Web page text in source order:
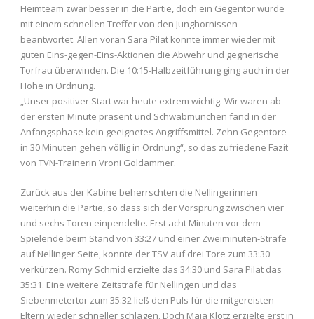
Heimteam zwar besser in die Partie, doch ein Gegentor wurde
mit einem schnellen Treffer von den Junghornissen
beantwortet. Allen voran Sara Pilat konnte immer wieder mit
guten Eins-gegen-Eins-Aktionen die Abwehr und gegnerische
Torfrau überwinden. Die 10:15-Halbzeitführung ging auch in der
Höhe in Ordnung.
„Unser positiver Start war heute extrem wichtig. Wir waren ab
der ersten Minute präsent und Schwabmünchen fand in der
Anfangsphase kein geeignetes Angriffsmittel. Zehn Gegentore
in 30 Minuten gehen völlig in Ordnung“, so das zufriedene Fazit
von TVN-Trainerin Vroni Goldammer.
Zurück aus der Kabine beherrschten die Nellingerinnen
weiterhin die Partie, so dass sich der Vorsprung zwischen vier
und sechs Toren einpendelte. Erst acht Minuten vor dem
Spielende beim Stand von 33:27 und einer Zweiminuten-Strafe
auf Nellinger Seite, konnte der TSV auf drei Tore zum 33:30
verkürzen. Romy Schmid erzielte das 34:30 und Sara Pilat das
35:31. Eine weitere Zeitstrafe für Nellingen und das
Siebenmetertor zum 35:32 ließ den Puls für die mitgereisten
Eltern wieder schneller schlagen. Doch Maja Klotz erzielte erst in